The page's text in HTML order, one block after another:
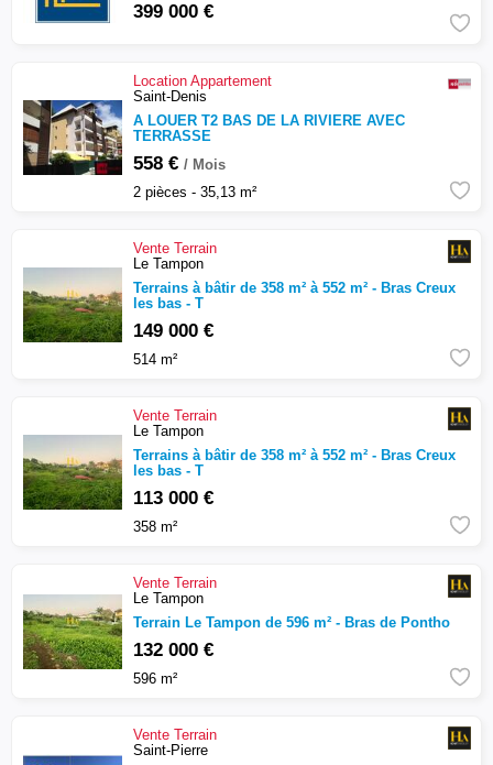
399 000 €
Location Appartement
Saint-Denis
A LOUER T2 BAS DE LA RIVIERE AVEC
TERRASSE
558 € / Mois
2 pièces - 35,13 m²
Vente Terrain
Le Tampon
Terrains à bâtir de 358 m² à 552 m² - Bras Creux
les bas - T
149 000 €
514 m²
Vente Terrain
Le Tampon
Terrains à bâtir de 358 m² à 552 m² - Bras Creux
les bas - T
113 000 €
358 m²
Vente Terrain
Le Tampon
Terrain Le Tampon de 596 m² - Bras de Pontho
132 000 €
596 m²
Vente Terrain
Saint-Pierre